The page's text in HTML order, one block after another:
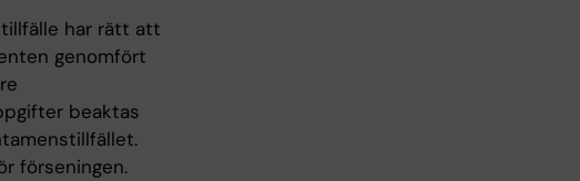
har rätt att
genomfört
beaktas
förseningen.